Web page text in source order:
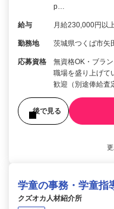
p…
給与 月給230,000円以
勤務地 茨城県つくば市矢
応募資格
無資格OK・ブラ
職場を盛り上げて
歓迎（別途俸給
後で見る
学童の事務・学童指
クズオカ人材紹介所